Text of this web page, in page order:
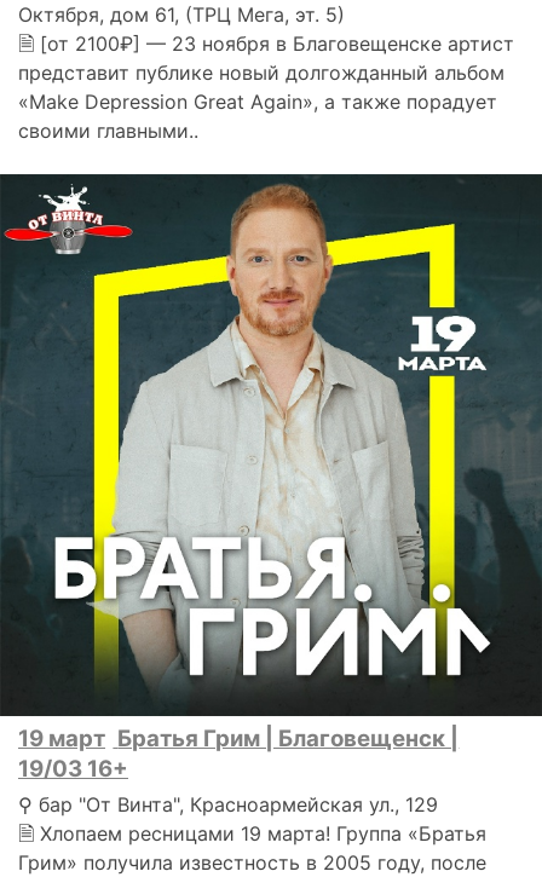
Октября, дом 61, (ТРЦ Мега, эт. 5)
🗎 [от 2100₽] — 23 ноября в Благовещенске артист
представит публике новый долгожданный альбом
«Make Depression Great Again», а также порадует
своими главными..
19 март Братья Грим | Благовещенск |
19/03 16+
⚲ бар "От Винта", Красноармейская ул., 129
🗎 Хлопаем ресницами 19 марта! Группа «Братья
Грим» получила известность в 2005 году, после